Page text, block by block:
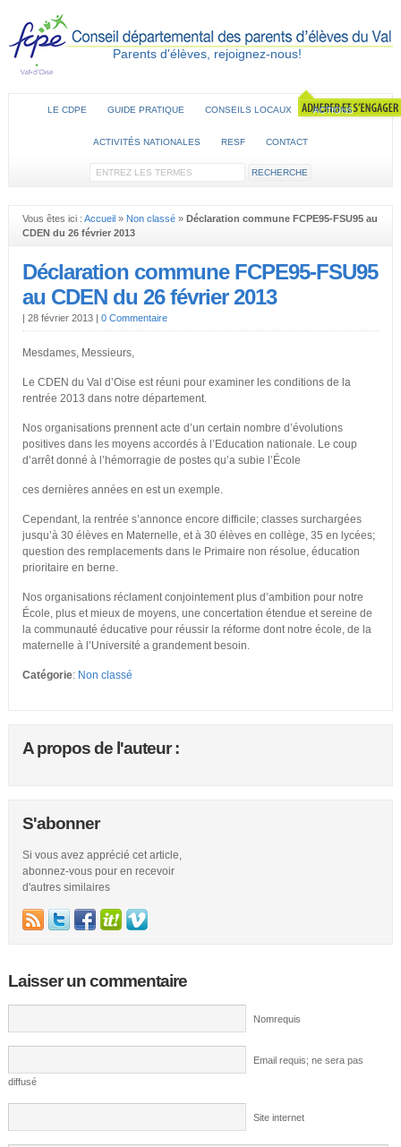
Parents d'élèves, rejoignez-nous!
LE CDPE GUIDE PRATIQUE CONSEILS LOCAUX ACTIONS
ACTIVITÉS NATIONALES RESF CONTACT
Vous êtes ici : Accueil» Non classé» Déclaration commune FCPE95-FSU95 au
CDEN du 26 février 2013
Déclaration commune FCPE95-FSU95
au CDEN du 26 février 2013
| 28 février 2013 | 0 Commentaire
Mesdames, Messieurs,
Le CDEN du Val d’Oise est réuni pour examiner les conditions de la
rentrée 2013 dans notre département.
Nos organisations prennent acte d’un certain nombre d’évolutions
positives dans les moyens accordés à l’Education nationale. Le coup
d’arrêt donné à l’hémorragie de postes qu’a subie l’École
ces dernières années en est un exemple.
Cependant, la rentrée s’annonce encore difficile; classes surchargées
jusqu’à 30 élèves en Maternelle, et à 30 élèves en collège, 35 en lycées;
question des remplacements dans le Primaire non résolue, éducation
prioritaire en berne.
Nos organisations réclament conjointement plus d’ambition pour notre
École, plus et mieux de moyens, une concertation étendue et sereine de
la communauté éducative pour réussir la réforme dont notre école, de la
maternelle à l’Université a grandement besoin.
Catégorie: Non classé
A propos de l'auteur :
S'abonner
Si vous avez apprécié cet article,
abonnez-vous pour en recevoir
d'autres similaires
Laisser un commentaire
Nomrequis
Email requis; ne sera pas
diffusé
Site internet